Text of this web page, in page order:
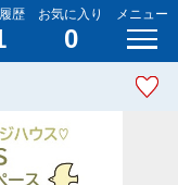
歴 お気に入り
0
メニュー